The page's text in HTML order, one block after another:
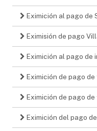
Eximición al pago de
Eximisión de pago
Eximición al pago de
Eximición de pago
Eximición de pago
Eximición del pago